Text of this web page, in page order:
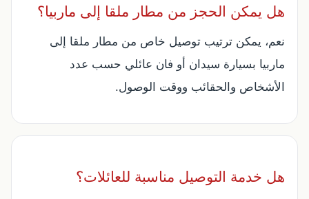
هل يمكن الحجز من مطار ملقا إلى ماربيا؟
نعم، يمكن ترتيب توصيل خاص من مطار ملقا إلى
ماربيا بسيارة سيدان أو فان عائلي حسب عدد
الأشخاص والحقائب ووقت الوصول.
هل خدمة التوصيل مناسبة للعائلات؟